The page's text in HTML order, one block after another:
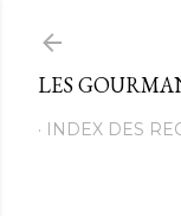
LES
INDEX DES